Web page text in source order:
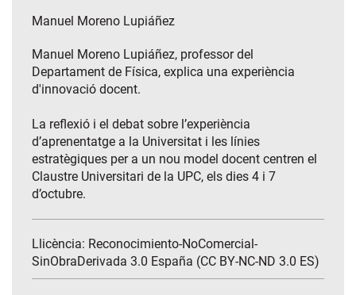
Manuel Moreno Lupiáñez
Manuel Moreno Lupiáñez, professor del
Departament de Física, explica una experiència
d'innovació docent.
La reflexió i el debat sobre l’experiència
d’aprenentatge a la Universitat i les línies
estratègiques per a un nou model docent centren el
Claustre Universitari de la UPC, els dies 4 i 7
d’octubre.
Llicència: Reconocimiento-NoComercial-
SinObraDerivada 3.0 España (CC BY-NC-ND 3.0 ES)